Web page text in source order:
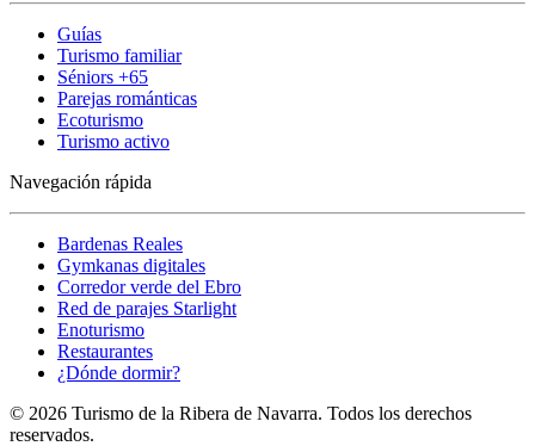
Guías
Turismo familiar
Séniors +65
Parejas románticas
Ecoturismo
Turismo activo
Navegación rápida
Bardenas Reales
Gymkanas digitales
Corredor verde del Ebro
Red de parajes Starlight
Enoturismo
Restaurantes
¿Dónde dormir?
© 2026 Turismo de la Ribera de Navarra. Todos los derechos
reservados.